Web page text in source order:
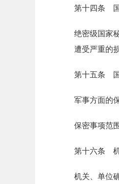
第十四条 国
绝密级国家
遭受严重的
第十五条 国
军事方面的
保密事项范
第十六条 机
机关、单位